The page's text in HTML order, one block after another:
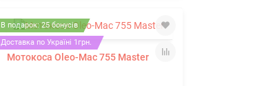
В подарок: 25 бонусів
Доставка по Україні 1грн.
Мотокоса Oleo-Mac 755 Master